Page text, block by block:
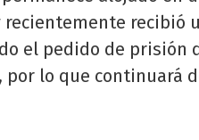
recibió
el pedido de prisión
por lo que continuará